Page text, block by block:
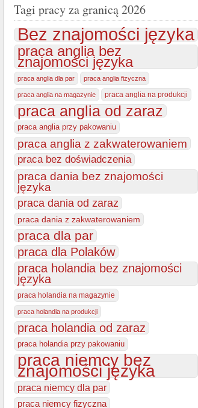
Tagi pracy za granicą 2026
Bez znajomości języka
praca anglia bez
znajomości języka
praca anglia dla par praca anglia fizyczna
praca anglia na magazynie praca anglia na produkcji
praca anglia od zaraz
praca anglia przy pakowaniu
praca anglia z zakwaterowaniem
praca bez doświadczenia
praca dania bez znajomości
języka
praca dania od zaraz
praca dania z zakwaterowaniem
praca dla par
praca dla Polaków
praca holandia bez znajomości
języka
praca holandia na magazynie
praca holandia na produkcji
praca holandia od zaraz
praca holandia przy pakowaniu
praca niemcy bez
znajomości języka
praca niemcy dla par
praca niemcy fizyczna